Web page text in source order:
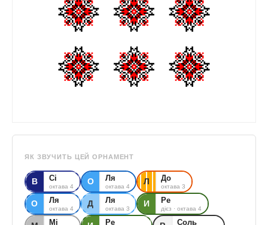
ЯК ЗВУЧИТЬ ЦЕЙ ОРНАМЕНТ
В Сі
октава 4 О Ля
октава 4 Л До
октава 3
О Ля
октава 4 Д Ля
октава 3 И Ре
дієз · октава 4
Мі Ре Соль